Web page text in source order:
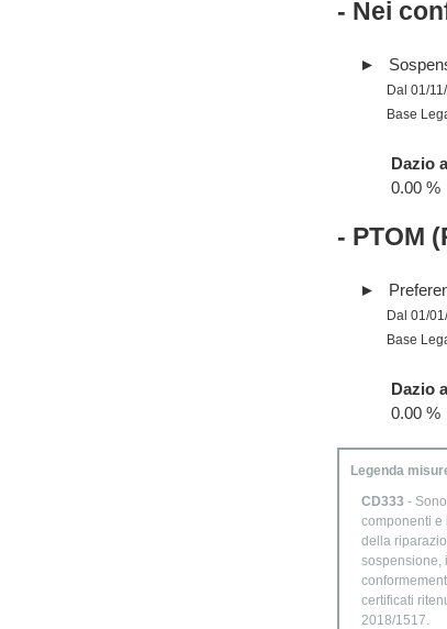
- Nei
Dal 01/
Base
Dazio
0.00 %
- PTOM
Dal 01/
Base
Dazio
0.00 %
Legenda
CD333 -
componenti e
della
sospensione,
certificati
2018/1517.